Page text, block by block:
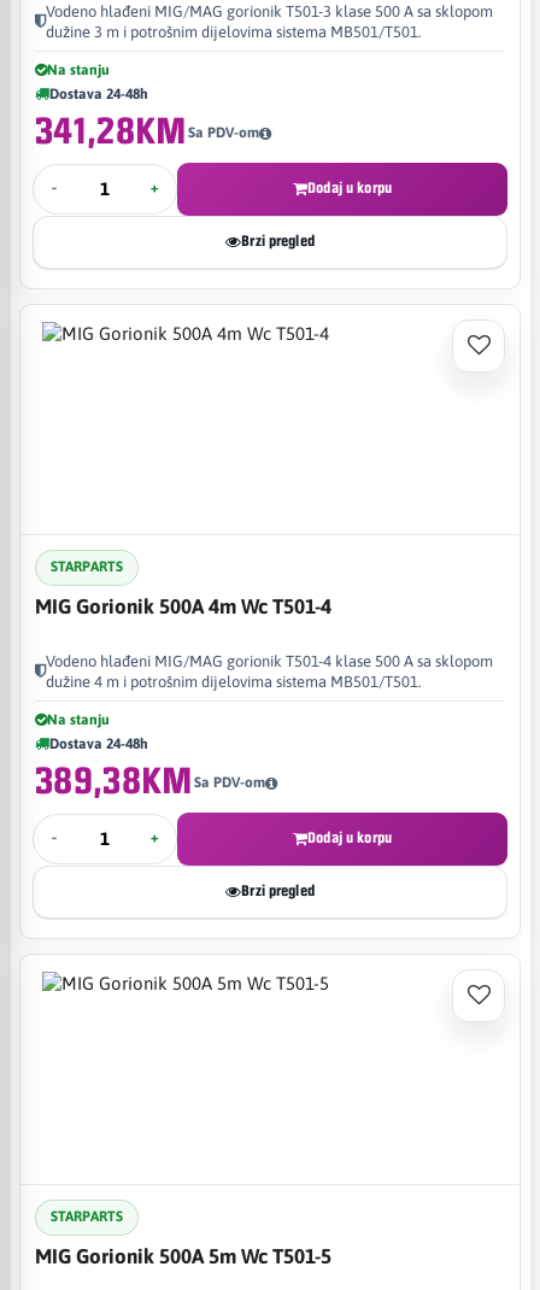
Vodeno hlađeni MIG/MAG gorionik T501-3 klase 500 A sa sklopom
dužine 3 m i potrošnim dijelovima sistema MB501/T501.
Na stanju
Dostava 24-48h
341,28KM Sa PDV-om
- + Dodaj u korpu
Brzi pregled
STARPARTS
MIG Gorionik 500A 4m Wc T501-4
Vodeno hlađeni MIG/MAG gorionik T501-4 klase 500 A sa sklopom
dužine 4 m i potrošnim dijelovima sistema MB501/T501.
Na stanju
Dostava 24-48h
389,38KM Sa PDV-om
- + Dodaj u korpu
Brzi pregled
STARPARTS
MIG Gorionik 500A 5m Wc T501-5